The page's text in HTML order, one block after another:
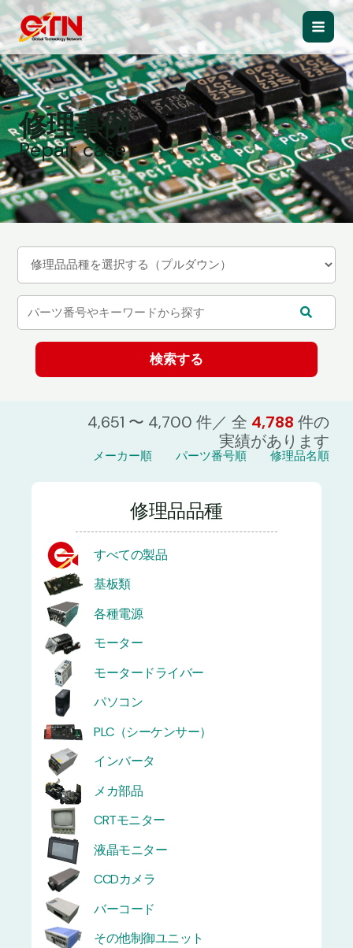
内
容
を
ス
キ
ッ
プ
Main
修理事例
Repair case
4,651 〜 4,700 件／ 全 4,788 件の
実績があります
メーカー順 パーツ番号順 修理品名順
修理品品種
すべての製品
基板類
各種電源
モーター
モータードライバー
パソコン
PLC（シーケンサー）
インバータ
メカ部品
CRTモニター
液晶モニター
CCDカメラ
バーコード
その他制御ユニット